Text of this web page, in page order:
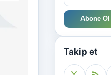
Abone Ol
Takip et